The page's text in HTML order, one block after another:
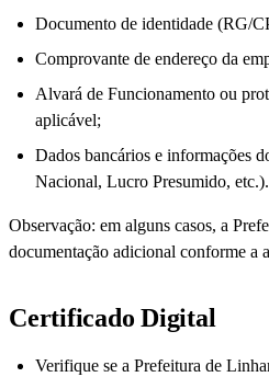
Documento de identidade (RG/
Comprovante de endereço da
Alvará de Funcionamento ou
aplicável;
Dados bancários e informações
Nacional, Lucro Presumido, etc.).
Observação: em alguns casos, a
documentação adicional conforme a
Certificado Digital
Verifique se a Prefeitura de